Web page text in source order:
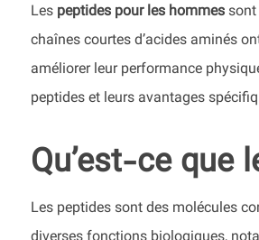
Les peptides pour les hommessont
chaînes courtes d’acides aminés
améliorer leur performance
peptides et leurs avantages
Qu’est-ce que
Les peptides sont des molécules